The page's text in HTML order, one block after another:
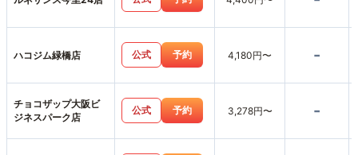
ハコジム緑橋店 公式 予約 4,180円〜 -
チョコザップ大阪ビ
ジネスパーク店
公式 予約 3,278円〜 -